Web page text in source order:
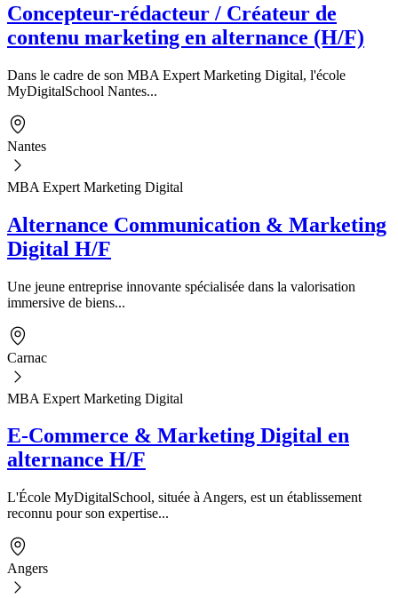
Concepteur-rédacteur / Créateur de
contenu marketing en alternance (H/F)
Dans le cadre de son MBA Expert Marketing Digital, l'école
MyDigitalSchool Nantes...
Nantes
MBA Expert Marketing Digital
Alternance Communication & Marketing
Digital H/F
Une jeune entreprise innovante spécialisée dans la valorisation
immersive de biens...
Carnac
MBA Expert Marketing Digital
E-Commerce & Marketing Digital en
alternance H/F
L'École MyDigitalSchool, située à Angers, est un établissement
reconnu pour son expertise...
Angers